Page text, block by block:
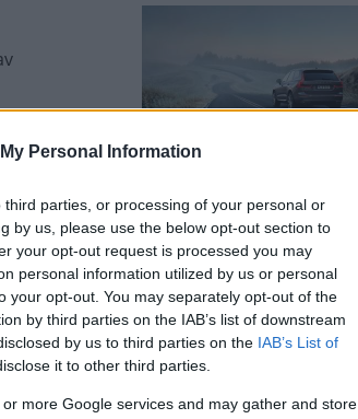
Personal Information
parties, or processing of your personal or
by us, please use the below opt-out section to
your opt-out request is processed you may
personal information utilized by us or personal
your opt-out. You may separately opt-out of the
by third parties on the IAB’s list of downstream
by us to third parties on the IAB’s List of
it to other third parties.
more Google services and may gather and store